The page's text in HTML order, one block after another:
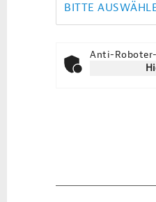
BITTE
Anti-